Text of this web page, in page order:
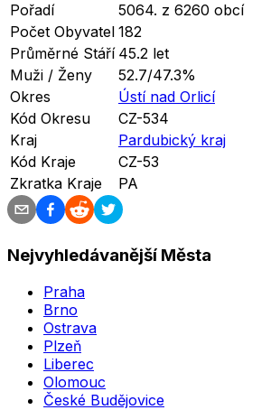
Pořadí
5064. z 6260 obcí
Počet Obyvatel 182
Průměrné Stáří 45.2 let
Muži / Ženy
52.7/47.3%
Okres
Ústí nad Orlicí
Kód Okresu
CZ-534
Kraj
Pardubický kraj
Kód Kraje
CZ-53
Zkratka Kraje
PA
Nejvyhledávanější Města
Praha
Brno
Ostrava
Plzeň
Liberec
Olomouc
České Budějovice